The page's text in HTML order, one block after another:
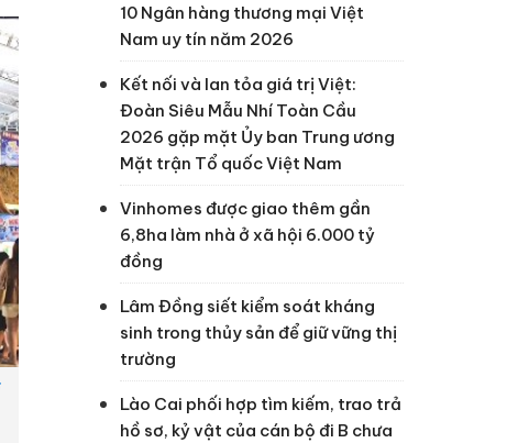
10 Ngân hàng thương mại Việt
Nam uy tín năm 2026
Kết nối và lan tỏa giá trị Việt:
Đoàn Siêu Mẫu Nhí Toàn Cầu
2026 gặp mặt Ủy ban Trung ương
Mặt trận Tổ quốc Việt Nam
Vinhomes được giao thêm gần
6,8ha làm nhà ở xã hội 6.000 tỷ
đồng
Lâm Đồng siết kiểm soát kháng
sinh trong thủy sản để giữ vững thị
trường
Lào Cai phối hợp tìm kiếm, trao trả
hồ sơ, kỷ vật của cán bộ đi B chưa